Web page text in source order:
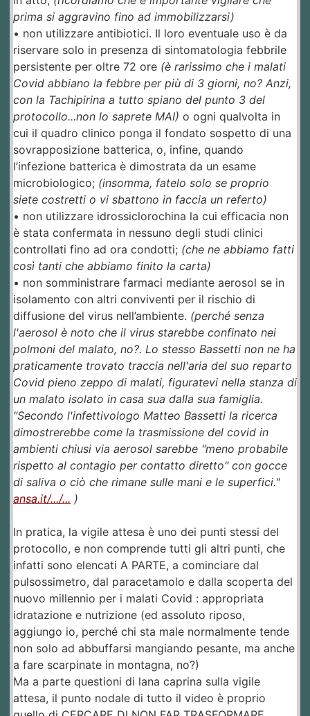
prima si aggravino fino ad immobilizzarsi)
• non utilizzare antibiotici. Il loro eventuale uso è da
riservare solo in presenza di sintomatologia febbrile
persistente per oltre 72 ore (è rarissimo che i malati
Covid abbiano la febbre per più di 3 giorni, no? Anzi,
con la Tachipirina a tutto spiano del punto 3 del
protocollo...non lo saprete MAI) o ogni qualvolta in
cui il quadro clinico ponga il fondato sospetto di una
sovrapposizione batterica, o, infine, quando
l’infezione batterica è dimostrata da un esame
microbiologico; (insomma, fatelo solo se proprio
siete costretti o vi sbattono in faccia un referto)
• non utilizzare idrossiclorochina la cui efficacia non
è stata confermata in nessuno degli studi clinici
controllati fino ad ora condotti; (che ne abbiamo fatti
così tanti che abbiamo finito la carta)
• non somministrare farmaci mediante aerosol se in
isolamento con altri conviventi per il rischio di
diffusione del virus nell’ambiente. (perché senza
l'aerosol è noto che il virus starebbe confinato nei
polmoni del malato, no?. Lo stesso Bassetti non ne ha
praticamente trovato traccia nell'aria del suo reparto
Covid pieno zeppo di malati, figuratevi nella stanza di
un malato isolato in casa sua dalla sua famiglia.
"Secondo l'infettivologo Matteo Bassetti la ricerca
dimostrerebbe come la trasmissione del covid in
ambienti chiusi via aerosol sarebbe "meno probabile
rispetto al contagio per contatto diretto" con gocce
di saliva o ciò che rimane sulle mani e le superfici."
ansa.it/.../... )
In pratica, la vigile attesa è uno dei punti stessi del
protocollo, e non comprende tutti gli altri punti, che
infatti sono elencati A PARTE, a cominciare dal
pulsossimetro, dal paracetamolo e dalla scoperta del
nuovo millennio per i malati Covid : appropriata
idratazione e nutrizione (ed assoluto riposo,
aggiungo io, perché chi sta male normalmente tende
non solo ad abbuffarsi mangiando pesante, ma anche
a fare scarpinate in montagna, no?)
Ma a parte questioni di lana caprina sulla vigile
attesa, il punto nodale di tutto il video è proprio